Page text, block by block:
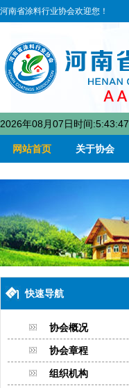
河南省涂料行业协会欢迎您！
2026年08月07日时间:5:43:47
网站首页 关于协会
快速导航
协会概况
协会章程
组织机构